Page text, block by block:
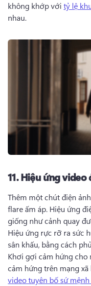
không khớp với tỷ lệ
nhau.
11.Hiệu ứng video
Thêm một chút điện
flare ấm áp. Hiệu ứng
Hiệu ứng rực rỡ ra sức
Khơi gợi cảm hứng cho
cảm hứng trên mạng xã
video tuyên bố sứ